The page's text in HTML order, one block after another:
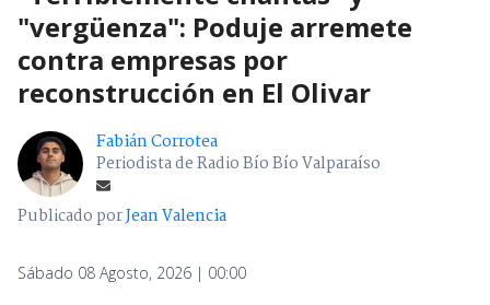
"vergüenza": Poduje arremete
contra empresas por
reconstrucción en El Olivar
Fabián Corrotea
Periodista de Radio Bío Bío Valparaíso
Publicado porJean Valencia
Sábado 08 Agosto, 2026 | 00:00